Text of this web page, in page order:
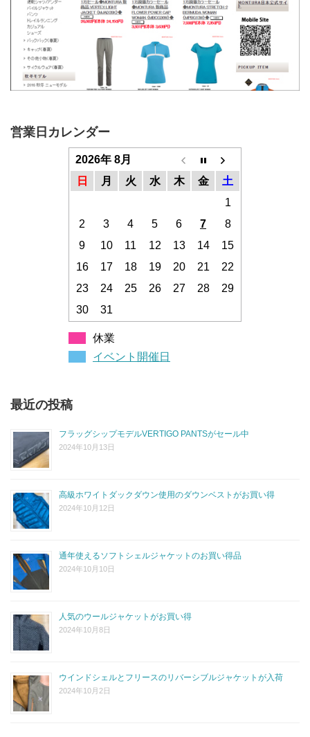
営業日カレンダー
2026年 8月
日
月 火 水 木 金
土
1
2
3 4 5 6 7
8
9
10 11 12 13 14
15
16
17 18 19 20 21
22
23
24 25 26 27 28
29
30
31
休業
イベント開催日
最近の投稿
フラッグシップモデルVERTIGO PANTSがセール中
2024年10月13日
高級ホワイトダックダウン使用のダウンベストがお買い得
2024年10月12日
通年使えるソフトシェルジャケットのお買い得品
2024年10月10日
人気のウールジャケットがお買い得
2024年10月8日
ウインドシェルとフリースのリバーシブルジャケットが入荷
2024年10月2日